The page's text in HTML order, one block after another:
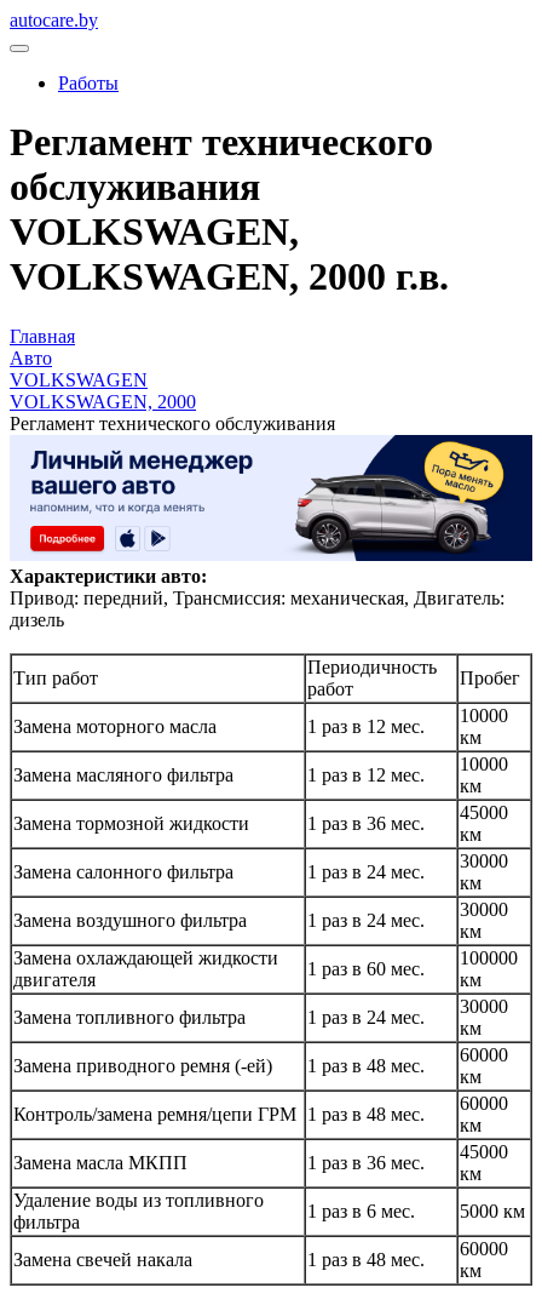
autocare.by
Работы
Регламент технического
обслуживания
VOLKSWAGEN,
VOLKSWAGEN, 2000 г.в.
Главная
Авто
VOLKSWAGEN
VOLKSWAGEN, 2000
Регламент технического обслуживания
Характеристики авто:
Привод: передний, Трансмиссия: механическая, Двигатель:
дизель
Тип работ
Периодичность
работ
Пробег
Замена моторного масла 1 раз в 12 мес.
10000
км
Замена масляного фильтра
1 раз в 12 мес.
10000
км
Замена тормозной жидкости
1 раз в 36 мес.
45000
км
Замена салонного фильтра
1 раз в 24 мес.
30000
км
Замена воздушного фильтра
1 раз в 24 мес.
30000
км
Замена охлаждающей жидкости
двигателя
1 раз в 60 мес.
100000
км
Замена топливного фильтра
1 раз в 24 мес.
30000
км
Замена приводного ремня (-ей)
1 раз в 48 мес.
60000
км
Контроль/замена ремня/цепи ГРМ 1 раз в 48 мес.
60000
км
Замена масла МКПП
1 раз в 36 мес.
45000
км
Удаление воды из топливного
фильтра
1 раз в 6 мес. 5000 км
Замена свечей накала 1 раз в 48 мес.
60000
км